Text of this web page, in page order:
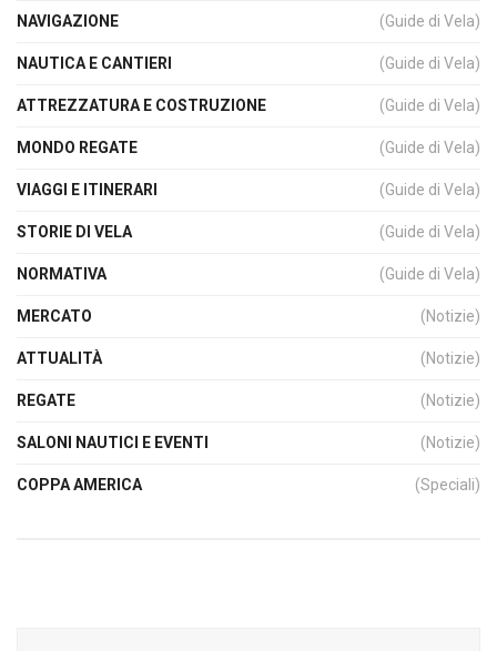
NAVIGAZIONE (Guide di Vela)
NAUTICA E CANTIERI (Guide di Vela)
ATTREZZATURA E COSTRUZIONE (Guide di Vela)
MONDO REGATE (Guide di Vela)
VIAGGI E ITINERARI (Guide di Vela)
STORIE DI VELA (Guide di Vela)
NORMATIVA (Guide di Vela)
MERCATO (Notizie)
ATTUALITÀ (Notizie)
REGATE (Notizie)
SALONI NAUTICI E EVENTI (Notizie)
COPPA AMERICA (Speciali)